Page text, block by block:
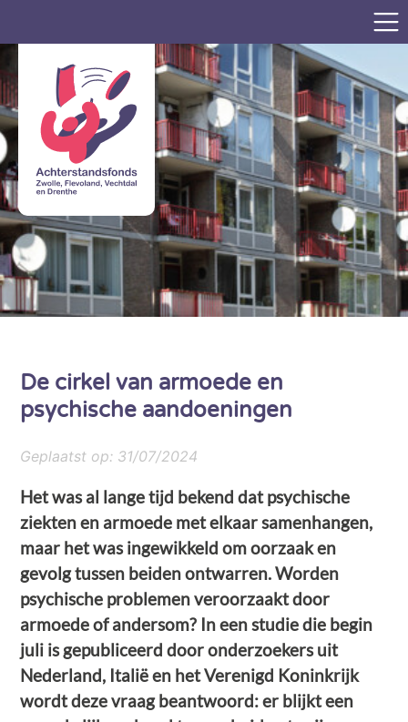
De cirkel van armoede en
psychische aandoeningen
Geplaatst op: 31/07/2024
Het was al lange tijd bekend dat psychische
ziekten en armoede met elkaar samenhangen,
maar het was ingewikkeld om oorzaak en
gevolg tussen beiden ontwarren. Worden
psychische problemen veroorzaakt door
armoede of andersom? In een studie die begin
juli is gepubliceerd door onderzoekers uit
Nederland, Italië en het Verenigd Koninkrijk
wordt deze vraag beantwoord: er blijkt een